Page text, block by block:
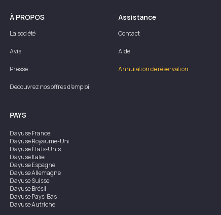
À PROPOS
La société
Avis
Presse
Découvrez nos offres d'emploi
Assistance
Contact
Aide
Annulation de réservation
PAYS
DayuseFrance
DayuseRoyaume-Uni
DayuseÉtats-Unis
DayuseItalie
DayuseEspagne
DayuseAllemagne
DayuseSuisse
DayuseBrésil
DayusePays-Bas
DayuseAutriche